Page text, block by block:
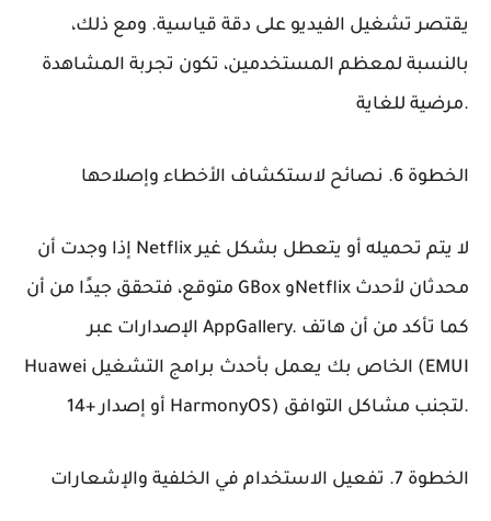
يقتصر تشغيل الفيديو على دقة قياسية. ومع ذلك،
بالنسبة لمعظم المستخدمين، تكون تجربة المشاهدة
مرضية للغاية.
الخطوة 6. نصائح لاستكشاف الأخطاء وإصلاحها
إذا وجدت أن Netflix لا يتم تحميله أو يتعطل بشكل غير
متوقع، فتحقق جيدًا من أن GBox وNetflix محدثان لأحدث
الإصدارات عبر AppGallery. كما تأكد من أن هاتف
Huawei الخاص بك يعمل بأحدث برامج التشغيل (EMUI
14+ أو إصدار HarmonyOS) لتجنب مشاكل التوافق.
الخطوة 7. تفعيل الاستخدام في الخلفية والإشعارات